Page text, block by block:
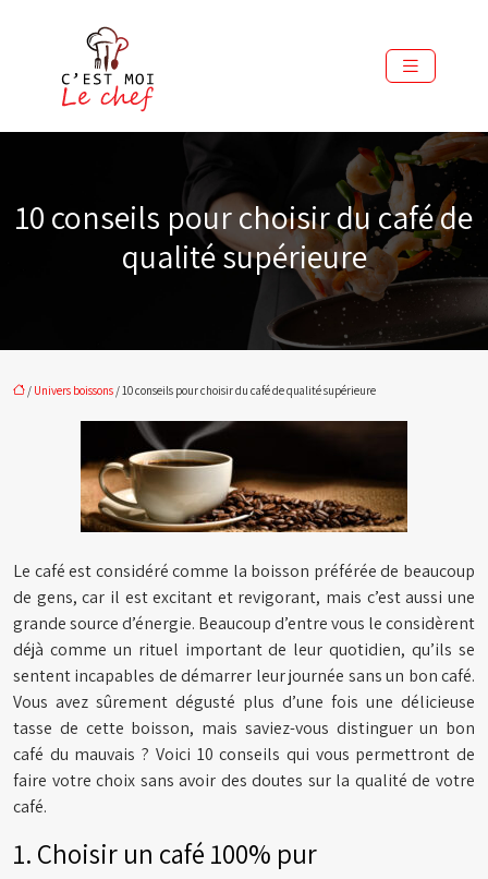
10 conseils pour choisir du café de
qualité supérieure
/ Univers boissons / 10 conseils pour choisir du café de qualité supérieure
Le café est considéré comme la boisson préférée de beaucoup
de gens, car il est excitant et revigorant, mais c’est aussi une
grande source d’énergie. Beaucoup d’entre vous le considèrent
déjà comme un rituel important de leur quotidien, qu’ils se
sentent incapables de démarrer leur journée sans un bon café.
Vous avez sûrement dégusté plus d’une fois une délicieuse
tasse de cette boisson, mais saviez-vous distinguer un bon
café du mauvais ? Voici 10 conseils qui vous permettront de
faire votre choix sans avoir des doutes sur la qualité de votre
café.
1. Choisir un café 100% pur